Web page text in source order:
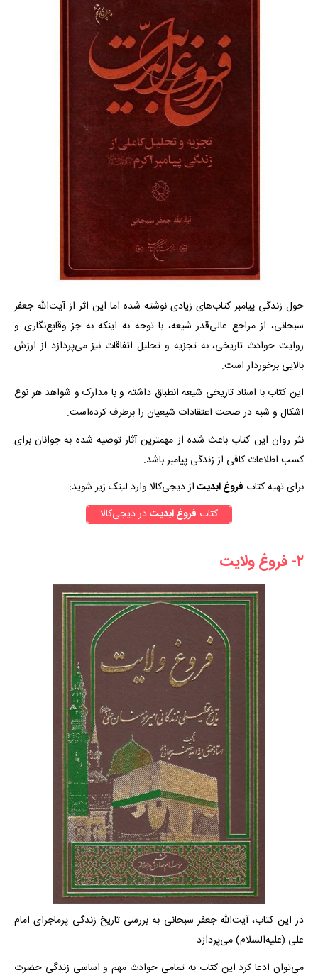
حول زندگی پیامبر کتاب‌های زیادی نوشته شده اما این اثر از آیت‌الله‌ جعفر
سبحانی، از مراجع عالی‌قدر شیعه، با توجه به اینکه به جز وقایع‌نگاری و
روایت حوادث تاریخی، به تجزیه و تحلیل اتفاقات نیز می‌پردازد از ارزش
بالایی برخوردار است.
این کتاب با اسناد تاریخی شیعه انطباق داشته و با مدارک و شواهد هر نوع
اشکال و شبه در صحت اعتقادات شیعیان را برطرف کرده‌است.
نثر روان این کتاب باعث شده از مهمترین آثار توصیه شده به جوانان برای
کسب اطلاعات کافی از زندگی پیامبر باشد.
برای تهیه کتاب فروغ ابدیتاز دیجی‌کالا وارد لینک زیر شوید:
کتاب فروغ ابدیتدر دیجی‌کالا
۲- فروغ ولایت
در این کتاب، آیت‌الله‌ جعفر سبحانی به بررسی تاریخ زندگی پرماجرای امام
علی (علیه‌السلام) می‌پردازد.
می‌توان ادعا کرد این کتاب به تمامی حوادث مهم و اساسی زندگی حضرت